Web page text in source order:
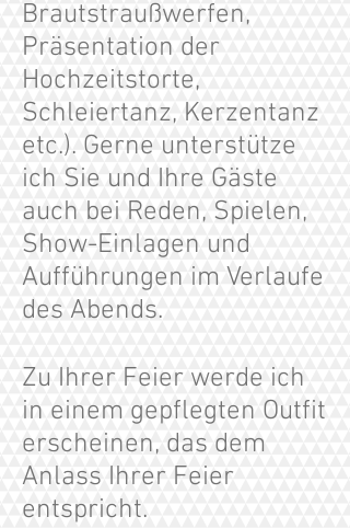
Brautstraußwerfen,
Präsentation der
Hochzeitstorte,
Schleiertanz, Kerzentanz
etc.). Gerne unterstütze
ich Sie und Ihre Gäste
auch bei Reden, Spielen,
Show-Einlagen und
Aufführungen im Verlaufe
des Abends.
Zu Ihrer Feier werde ich
in einem gepflegten Outfit
erscheinen, das dem
Anlass Ihrer Feier
entspricht.